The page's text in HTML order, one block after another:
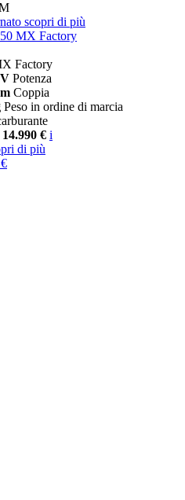
scopri di più
MX Factory
Factory
Potenza
Coppia
Peso in ordine di marcia
€ i
di più